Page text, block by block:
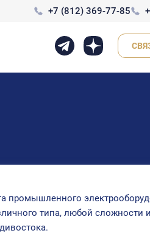
+7 (812) 369-77-85
типа, любой сложности